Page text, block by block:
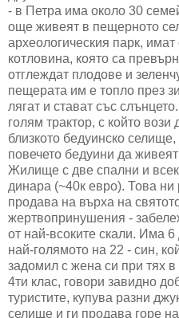
- в Петра има около 30
още живеят в пещерното
археологическия парк, имат
котловина, която са
отглеждат плодове и
пещерата им е топло през
лягат и стават със
голям трактор, с който
близкото бедуинско
повечето бедуини да
Жилище с две спални и
динара (~40к евро). Това ни
продава на върха на
жертвопринушения -
от най-всоките скали. Има
най-голямото на 22 - син,
задомил с жена си при тях
4ти клас, говори завидно
туристите, купува разни
селище и ги продава горе